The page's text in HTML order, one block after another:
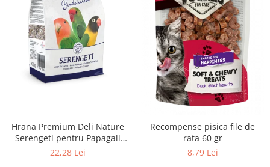
Hrana Premium Deli Nature
Serengeti pentru Papagali
Mici 800 g – Mix cu Fructe și
22,28 Lei
Recompense pisica file de
rata 60 gr
8,79 Lei